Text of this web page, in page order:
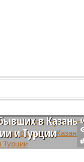
не выявили
в Казань
и Турции
известно о состоянии